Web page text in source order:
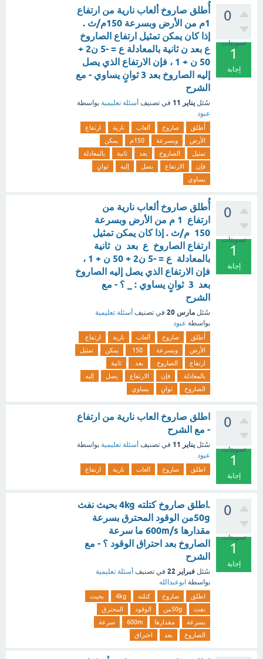
0
تصويتات
1
إجابة
أُطلق صاروخ ألعاب نارية من ارتفاع
1م من الأرض وبسرعة 150م/ث .
إذا كان يمكن تمثيل ارتفاع الصاروخ
ع بعد ن ثانية بالمعادلة ع = -5 ن2 +
50 ن + 1 ، فإن الارتفاع الذي يصل
إليه الصاروخ بعد 3 ثوانٍ يساوي - مع
الشرح
سُئل يناير 11 في تصنيف أسئلة تعليمية بواسطة
عبود
أُطلق صاروخ ألعاب نارية
ارتفاع
الأرض
وبسرعة 150م
يمكن
تمثيل
الصاروخ بعد ثانية
بالمعادلة
فإن
الارتفاع يصل إليه
ثوانٍ
يساوي
0
تصويتات
1
إجابة
أُطلق صاروخ ألعاب نارية من
ارتفاع 1 م من الأرض وبسرعة
150 م/ث . إذا كان يمكن تمثيل
ارتفاع الصاروخ ع بعد ن ثانية
بالمعادلة ع = -5 ن2 + 50 ن + 1 ،
فإن الارتفاع الذي يصل إليه الصاروخ
بعد 3 ثوانٍ يساوي : _ ؟ - مع
الشرح
سُئل مارس 20 في تصنيف أسئلة تعليمية
بواسطة عبود
أُطلق صاروخ ألعاب نارية
ارتفاع
الأرض
وبسرعة 150 يمكن
تمثيل
ارتفاع
الصاروخ بعد
ثانية
بالمعادلة
فإن الارتفاع يصل
إليه
الصاروخ
ثوانٍ يساوي
0
تصويتات
1
إجابة
اطلق صاروخ العاب نارية من ارتفاع
- مع الشرح
سُئل يناير 11 في تصنيف أسئلة تعليمية بواسطة
عبود
اطلق صاروخ العاب نارية ارتفاع
0
تصويتات
1
إجابة
.اطلق صاروخ كتلته 4kg بحيث نفث
50gمن الوقود المحترق بسرعة
مقدارها 600m/s ما سرعة
الصاروخ بعد احتراق الوقود ؟ - مع
الشرح
سُئل فبراير 22 في تصنيف أسئلة تعليمية
بواسطة ابوعبدالله
اطلق صاروخ كتلته 4kg
بحيث
نفث
50gمن الوقود
المحترق
بسرعة
مقدارها 600m
سرعة
الصاروخ
بعد احتراق